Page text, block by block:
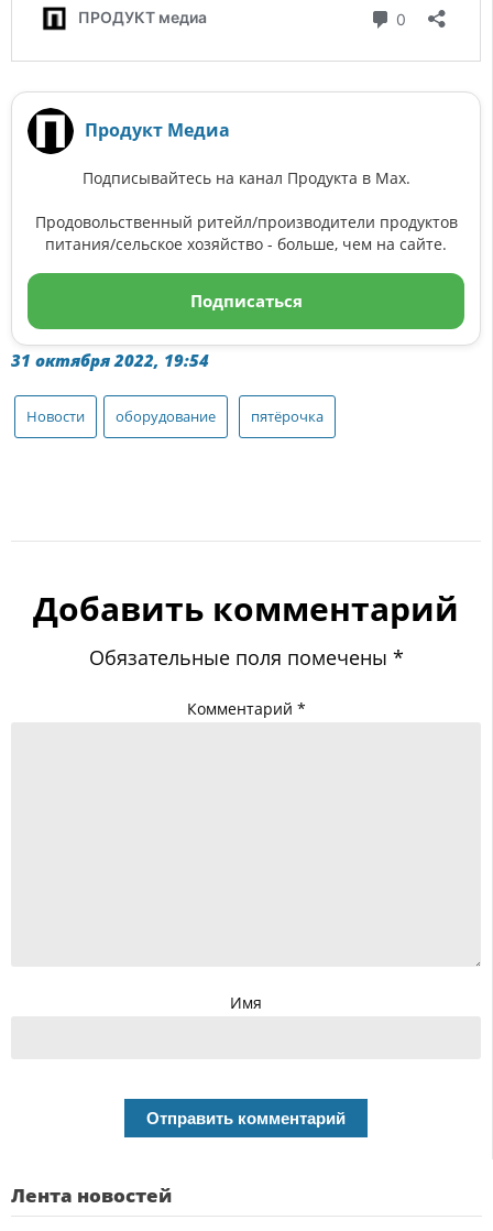
Продукт Медиа
Подписывайтесь на канал Продукта в Max.
Продовольственный ритейл/производители продуктов
питания/сельское хозяйство - больше, чем на сайте.
Подписаться
31 октября 2022, 19:54
Новости оборудование пятёрочка
Добавить комментарий
Обязательные поля помечены *
Комментарий *
Имя
Лента новостей